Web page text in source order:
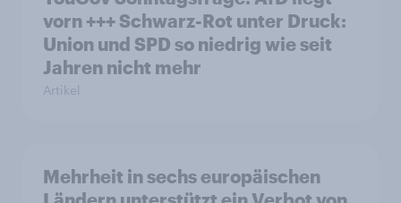
vorn +++ Schwarz-Rot unter Druck:
Union und SPD so niedrig wie seit
Jahren nicht mehr
Artikel
Mehrheit in sechs europäischen